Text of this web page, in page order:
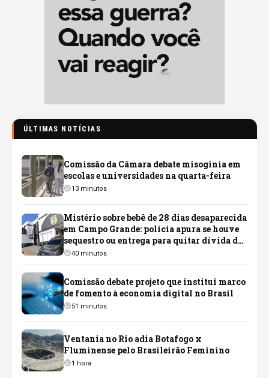
ÚLTIMAS NOTÍCIAS
Comissão da Câmara debate misoginia em
escolas e universidades na quarta-feira
13 minutos
Mistério sobre bebê de 28 dias desaparecida
em Campo Grande: polícia apura se houve
sequestro ou entrega para quitar dívida de
pai ligado a facção
40 minutos
Comissão debate projeto que institui marco
de fomento à economia digital no Brasil
51 minutos
Ventania no Rio adia Botafogo x
Fluminense pelo Brasileirão Feminino
1 hora